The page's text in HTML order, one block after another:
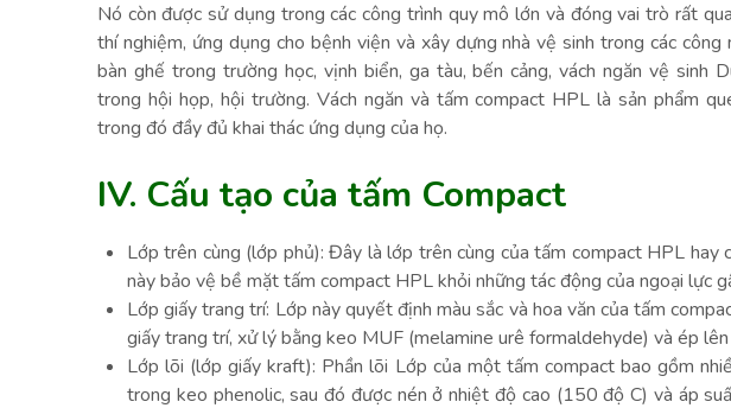
Nó còn được sử dụng trong các công trình quy mô lớn và đóng vai trò rất
thí nghiệm, ứng dụng cho bệnh viện và xây dựng nhà vệ sinh trong các công
bàn ghế trong trường học, vịnh biển, ga tàu, bến cảng, vách ngăn vệ sinh
trong hội họp, hội trường. Vách ngăn và tấm compact HPL là sản phẩm
trong đó đầy đủ khai thác ứng dụng của họ.
IV. Cấu tạo của tấm Compact
Lớp trên cùng (lớp phủ): Đây là lớp trên cùng của tấm compact HPL
này bảo vệ bề mặt tấm compact HPL khỏi những tác động của ngoại lực
Lớp giấy trang trí: Lớp này quyết định màu sắc và hoa văn của tấm
giấy trang trí, xử lý bằng keo MUF (melamine urê formaldehyde) và ép
Lớp lõi (lớp giấy kraft): Phần lõi Lớp của một tấm compact bao gồm
trong keo phenolic, sau đó được nén ở nhiệt độ cao (150 độ C) và áp